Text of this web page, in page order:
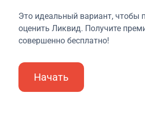
Это идеальный вариант, чтобы
оценить Ликвид. Получите
совершенно бесплатно!
Начать